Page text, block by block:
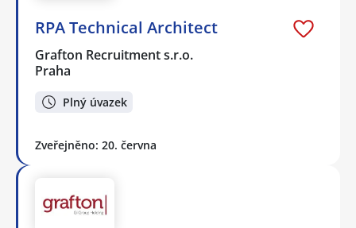
RPA Technical Architect
Grafton Recruitment s.r.o.
Praha
Plný úvazek
Zveřejněno: 20. června